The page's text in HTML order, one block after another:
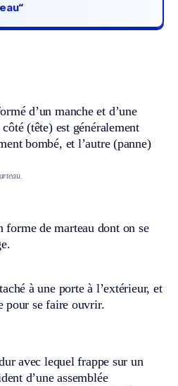
d’un manche et d’une
(tête) est généralement
bombé, et l’autre (panne)
forme de marteau dont on se
à une porte à l’extérieur, et
pour se faire ouvrir.
avec lequel frappe sur un
d’une assemblée